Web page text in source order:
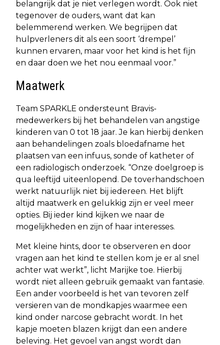
belangrijk dat je niet verlegen wordt. Ook niet
tegenover de ouders, want dat kan
belemmerend werken. We begrijpen dat
hulpverleners dit als een soort ‘drempel’
kunnen ervaren, maar voor het kind is het fijn
en daar doen we het nou eenmaal voor.”
Maatwerk
Team SPARKLE ondersteunt Bravis-
medewerkers bij het behandelen van angstige
kinderen van 0 tot 18 jaar. Je kan hierbij denken
aan behandelingen zoals bloedafname het
plaatsen van een infuus, sonde of katheter of
een radiologisch onderzoek. “Onze doelgroep is
qua leeftijd uiteenlopend. De toverhandschoen
werkt natuurlijk niet bij iedereen. Het blijft
altijd maatwerk en gelukkig zijn er veel meer
opties. Bij ieder kind kijken we naar de
mogelijkheden en zijn of haar interesses.
Met kleine hints, door te observeren en door
vragen aan het kind te stellen kom je er al snel
achter wat werkt”, licht Marijke toe. Hierbij
wordt niet alleen gebruik gemaakt van fantasie.
Een ander voorbeeld is het van tevoren zelf
versieren van de mondkapjes waarmee een
kind onder narcose gebracht wordt. In het
kapje moeten blazen krijgt dan een andere
beleving. Het gevoel van angst wordt dan